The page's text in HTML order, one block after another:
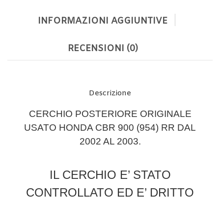
INFORMAZIONI AGGIUNTIVE
RECENSIONI (0)
Descrizione
CERCHIO POSTERIORE ORIGINALE
USATO HONDA CBR 900 (954) RR DAL
2002 AL 2003.
IL CERCHIO E’ STATO
CONTROLLATO ED E’ DRITTO